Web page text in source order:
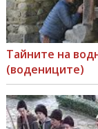
Тайните на
(водениците)